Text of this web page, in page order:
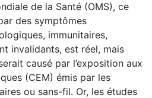
de la Santé (OMS), ce
des symptômes
immunitaires,
invalidants, est réel, mais
causé par l’exposition aux
(CEM) émis par les
ou sans-fil. Or, les études